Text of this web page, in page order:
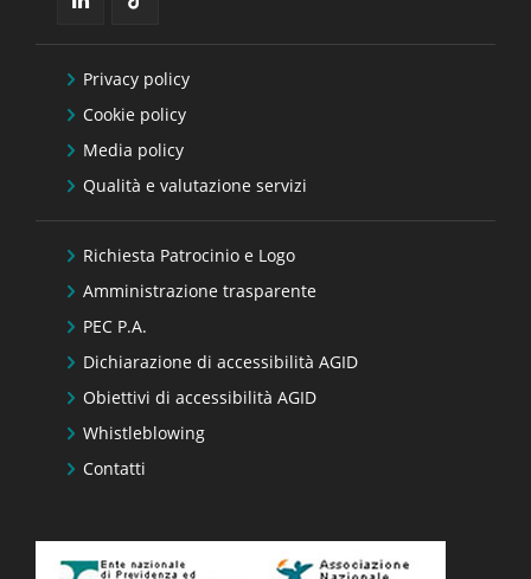
Privacy policy
Cookie policy
Media policy
Qualità e valutazione servizi
Richiesta Patrocinio e Logo
Amministrazione trasparente
PEC P.A.
Dichiarazione di accessibilità AGID
Obiettivi di accessibilità AGID
Whistleblowing
Contatti